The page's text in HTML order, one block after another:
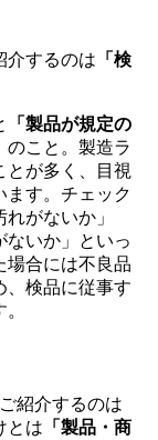
介するのは 「検
「製品が規定の
のこと。製造ラ
とが多く、目視
ます。チェック
がないか」
ないか」といっ
場合には不良品
、検品に従事す
紹介するのは
とは 「製品・商